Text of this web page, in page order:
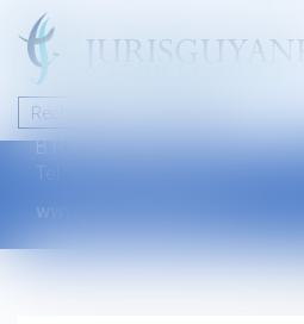
46 avenue de la liberté
B.P.315 - 97327 Cayenne Cedex
Tel : +594 594 29 45 35
www.jurisguyane.com